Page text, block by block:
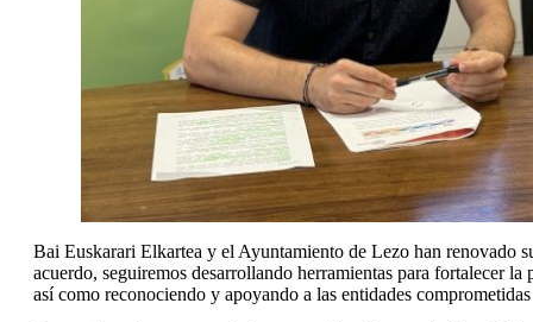
Bai Euskarari Elkartea y el Ayuntamiento de Lezo han renovado
acuerdo, seguiremos desarrollando herramientas para fortalecer
así como reconociendo y apoyando a las entidades